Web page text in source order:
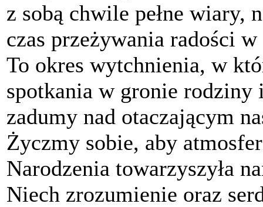
z sobą chwile pełne wiary,
czas przeżywania radości
To okres wytchnienia, w
spotkania w gronie rodziny
zadumy nad otaczającym
Życzmy sobie, aby
Narodzenia towarzyszyła
Niech zrozumienie oraz